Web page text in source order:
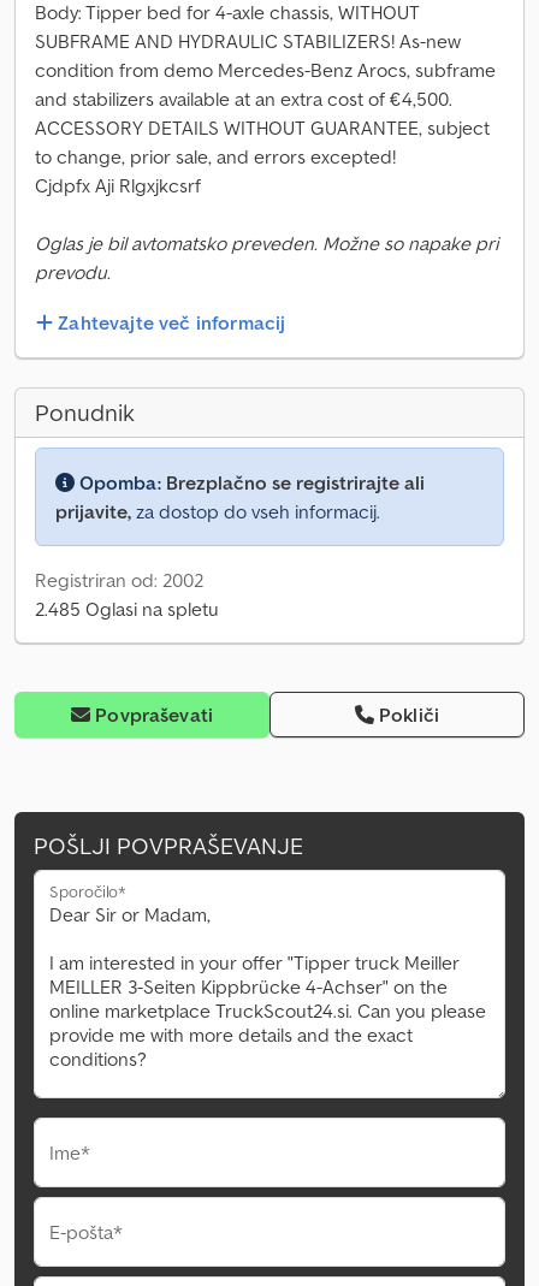
Body: Tipper bed for 4-axle chassis, WITHOUT
SUBFRAME AND HYDRAULIC STABILIZERS! As-new
condition from demo Mercedes-Benz Arocs, subframe
and stabilizers available at an extra cost of €4,500.
ACCESSORY DETAILS WITHOUT GUARANTEE, subject
to change, prior sale, and errors excepted!
Cjdpfx Aji Rlgxjkcsrf
Oglas je bil avtomatsko preveden. Možne so napake pri
prevodu.
Zahtevajte več informacij
Ponudnik
Opomba: Brezplačno se registrirajte ali
prijavite, za dostop do vseh informacij.
Registriran od: 2002
2.485 Oglasi na spletu
Povpraševati Pokliči
POŠLJI POVPRAŠEVANJE
Sporočilo*
Ime*
E-pošta*